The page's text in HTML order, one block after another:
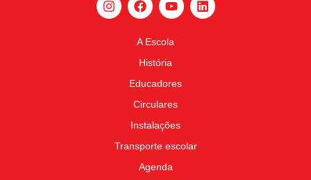
A Escola
História
Educadores
Circulares
Instalações
Transporte escolar
Agenda